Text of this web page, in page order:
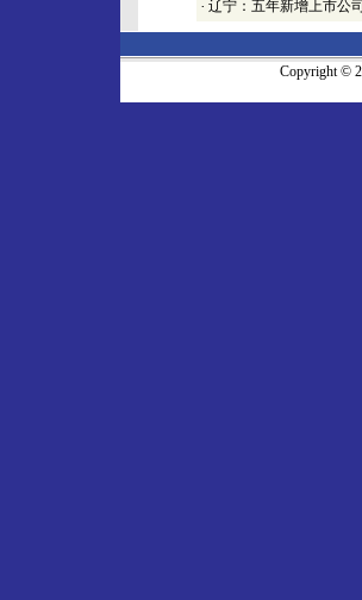
· 辽宁：五年新增上市公
Copyright ©